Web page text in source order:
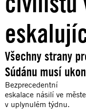
Všechny strany
Súdánu musí
Bezprecedentní
eskalace násilí ve
v uplynulém týdnu.